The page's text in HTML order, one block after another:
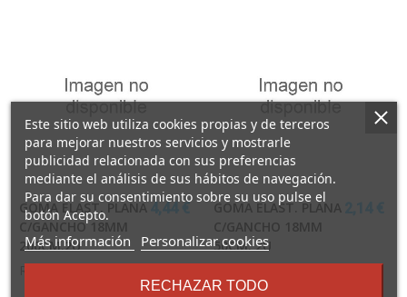
GOMA ELAST. PLANA
C/GANCHO 18MM
200CM.2U
GOMA ELAST. PLANA
C/GANCHO 18MM
50CM. 2U
Este sitio web utiliza cookies propias y de terceros
para mejorar nuestros servicios y mostrarle
publicidad relacionada con sus preferencias
mediante el análisis de sus hábitos de navegación.
Para dar su consentimiento sobre su uso pulse el
botón Acepto.
Más información
sobre
términos
Personalizar cookies
RECHAZAR TODO